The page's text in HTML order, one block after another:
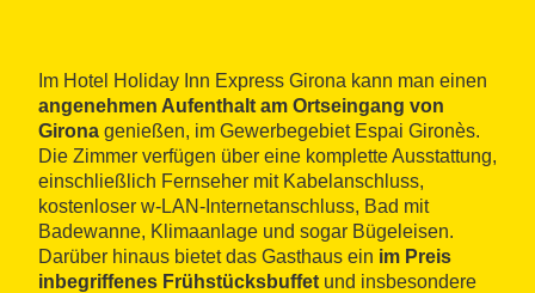
Im Hotel Holiday Inn Express Girona kann man einen
angenehmen Aufenthalt am Ortseingang von
Girona genießen, im Gewerbegebiet Espai Gironès.
Die Zimmer verfügen über eine komplette Ausstattung,
einschließlich Fernseher mit Kabelanschluss,
kostenloser w-LAN-Internetanschluss, Bad mit
Badewanne, Klimaanlage und sogar Bügeleisen.
Darüber hinaus bietet das Gasthaus ein im Preis
inbegriffenes Frühstücksbuffet und insbesondere